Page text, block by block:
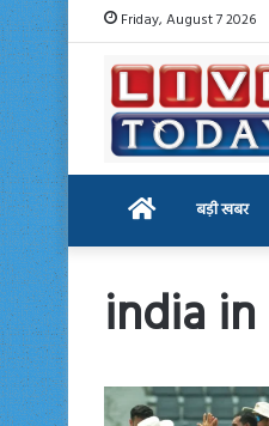
Friday, August 7 2026
Home बड़ी खबर
india